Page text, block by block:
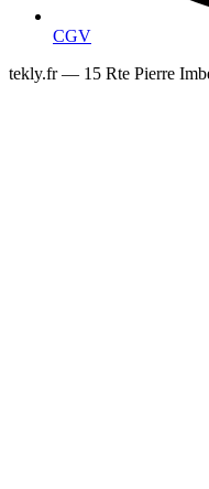
CGV
tekly.fr — 15 Rte Pierre